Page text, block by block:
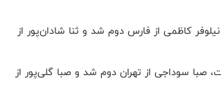
نیلوفر کاظمی از فارس دوم شد و ثنا شادان‌پور از
صبا سوداجی از تهران دوم شد و صبا گلی‌پور از